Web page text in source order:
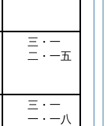
三・一
二・一五
三・一
一・一八